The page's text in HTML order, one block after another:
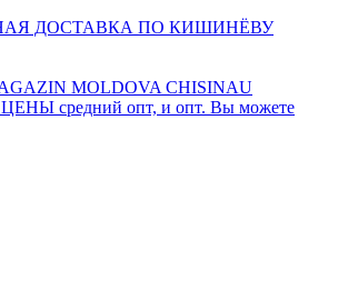
ДОСТАВКА ПО КИШИНЁВУ
MOLDOVA CHISINAU
ЦЕНЫ средний опт, и опт. Вы можете